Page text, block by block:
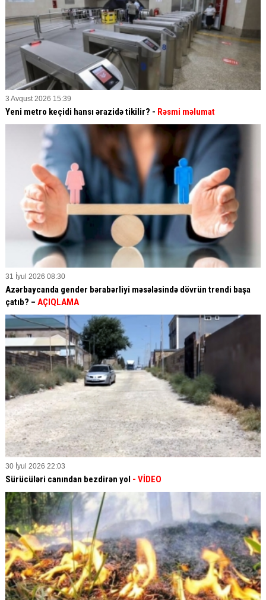
3 Avqust 2026 15:39
Yeni metro keçidi hansı ərazidə tikilir? - Rəsmi məlumat
31 İyul 2026 08:30
Azərbaycanda gender bərabərliyi məsələsində dövrün trendi başa
çatıb? – AÇIQLAMA
30 İyul 2026 22:03
Sürücüləri canından bezdirən yol - VİDEO